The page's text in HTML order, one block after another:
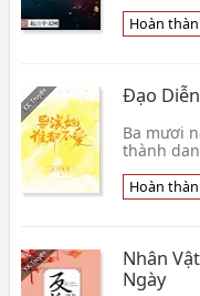
ra, 👦
Hoàn
Đạo
Ba mươi
thành
chưa có
Hoàn
Nhân
Ngày